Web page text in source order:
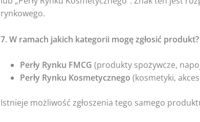
rynkowego.
7. W ramach jakich kategorii mogę zgłosić produkt?
Perły Rynku FMCG (produkty spożywcze,
Perły Rynku Kosmetycznego (kosmetyki,
Istnieje możliwość zgłoszenia tego samego